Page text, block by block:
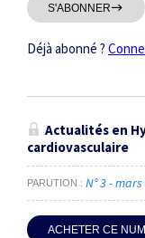
S'ABONNER
Déjà abonné ?
Actualités en
cardiovasculaire
PARUTION N° 3 -
ACHETER CE